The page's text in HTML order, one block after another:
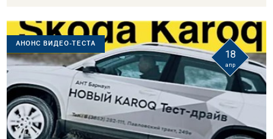
АНОНС ВИДЕО-ТЕСТА
18
апр